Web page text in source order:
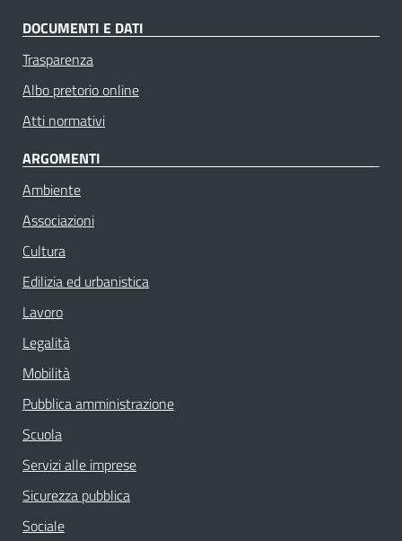
DOCUMENTI E DATI
Trasparenza
Albo pretorio online
Atti normativi
ARGOMENTI
Ambiente
Associazioni
Cultura
Edilizia ed urbanistica
Lavoro
Legalità
Mobilità
Pubblica amministrazione
Scuola
Servizi alle imprese
Sicurezza pubblica
Sociale